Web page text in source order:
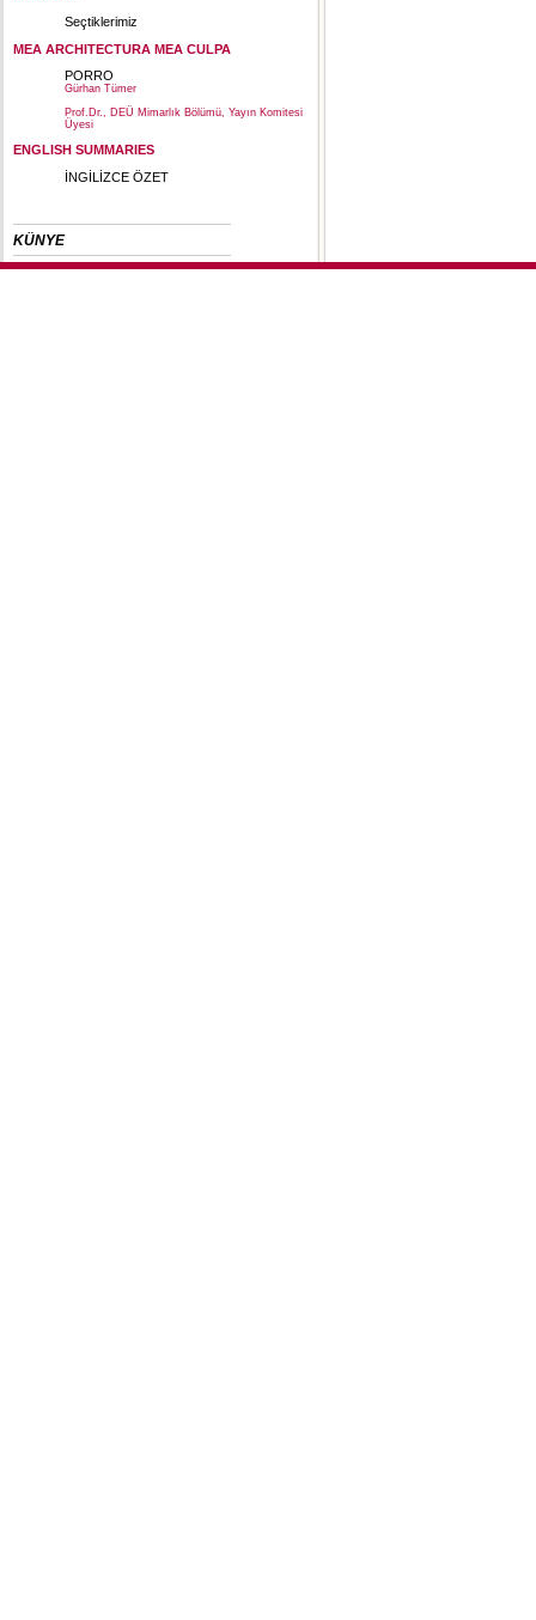
Seçtiklerimiz
MEA ARCHITECTURA MEA CULPA
PORRO
Gürhan Tümer
Prof.Dr., DEÜ Mimarlık Bölümü, Yayın Komitesi
Üyesi
ENGLISH SUMMARIES
İNGİLİZCE ÖZET
KÜNYE